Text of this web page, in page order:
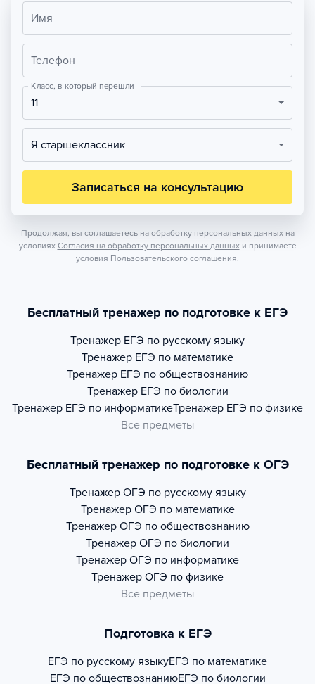
Имя
Телефон
Класс, в который перешли
11
Я старшеклассник
Записаться на консультацию
Продолжая, вы соглашаетесь на обработку персональных данных на
условиях Согласия на обработку персональных данных и принимаете
условия Пользовательского соглашения.
Бесплатный тренажер по подготовке к ЕГЭ
Тренажер ЕГЭ по русскому языку
Тренажер ЕГЭ по математике
Тренажер ЕГЭ по обществознанию
Тренажер ЕГЭ по биологии
Тренажер ЕГЭ по информатикеТренажер ЕГЭ по физике
Все предметы
Бесплатный тренажер по подготовке к ОГЭ
Тренажер ОГЭ по русскому языку
Тренажер ОГЭ по математике
Тренажер ОГЭ по обществознанию
Тренажер ОГЭ по биологии
Тренажер ОГЭ по информатике
Тренажер ОГЭ по физике
Все предметы
Подготовка к ЕГЭ
ЕГЭ по русскому языкуЕГЭ по математике
ЕГЭ по обществознаниюЕГЭ по биологии